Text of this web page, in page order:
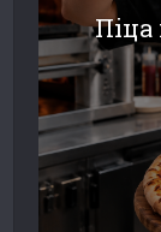
Піца